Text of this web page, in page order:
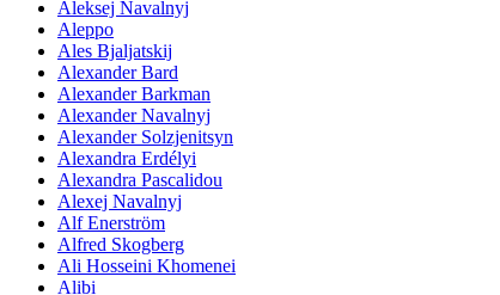
Aleksej Navalnyj
Aleppo
Ales Bjaljatskij
Alexander Bard
Alexander Barkman
Alexander Navalnyj
Alexander Solzjenitsyn
Alexandra Erdélyi
Alexandra Pascalidou
Alexej Navalnyj
Alf Enerström
Alfred Skogberg
Ali Hosseini Khomenei
Alibi